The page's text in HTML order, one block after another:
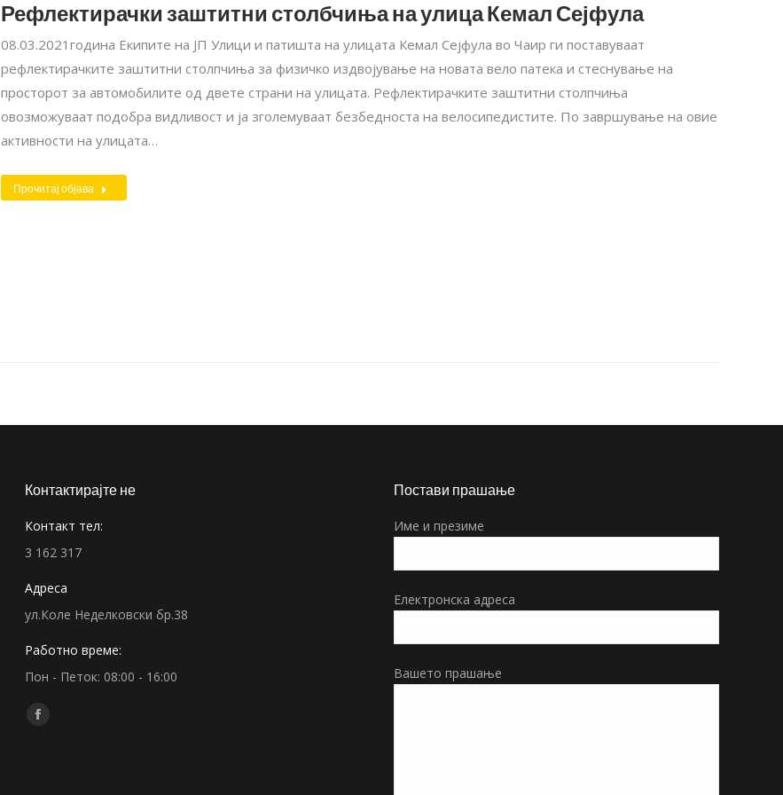
Рефлектирачки заштитни столбчиња на улица Кемал Сејфула
08.03.2021година Екипите на ЈП Улици и патишта на улицата Кемал Сејфула во Чаир ги поставуваат
рефлектирачките заштитни столпчиња за физичко издвојување на новата вело патека и стеснување на
просторот за автомобилите од двете страни на улицата. Рефлектирачките заштитни столпчиња
овозможуваат подобра видливост и ја зголемуваат безбедноста на велосипедистите. По завршување на овие
активности на улицата…
Прочитај објава
Контактирајте не
Контакт тел:
3 162 317
Адреса
ул.Коле Неделковски бр.38
Работно време:
Пон - Петок: 08:00 - 16:00
Find us on:
Facebook
Постави прашање
Име и презиме
Електронска адреса
Вашето прашање